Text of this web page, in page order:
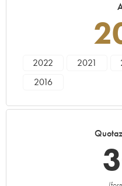
2022 2021
2016